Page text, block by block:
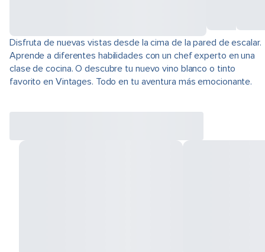
Disfruta de nuevas vistas desde la cima de la pared de escalar.
Aprende a diferentes habilidades con un chef experto en una
clase de cocina. O descubre tu nuevo vino blanco o tinto
favorito en Vintages. Todo en tu aventura más emocionante.